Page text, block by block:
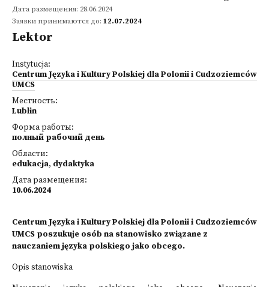
Дата размещения: 28.06.2024
Заявки принимаются до: 12.07.2024
Lektor
Instytucja:
Centrum Języka i Kultury Polskiej dla Polonii i Cudzoziemców
UMCS
Местность:
Lublin
Форма работы:
полный рабочий день
Области:
edukacja, dydaktyka
Дата размещения:
10.06.2024
Centrum Języka i Kultury Polskiej dla Polonii i Cudzoziemców
UMCS poszukuje osób na stanowisko związane z
nauczaniem języka polskiego jako obcego.
Opis stanowiska